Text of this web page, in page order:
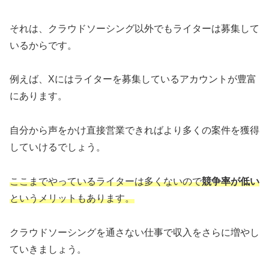
それは、クラウドソーシング以外でもライターは募集して
いるからです。
例えば、Xにはライターを募集しているアカウントが豊富
にあります。
自分から声をかけ直接営業できればより多くの案件を獲得
していけるでしょう。
ここまでやっているライターは多くないので競争率が低い
というメリットもあります。
クラウドソーシングを通さない仕事で収入をさらに増やし
ていきましょう。